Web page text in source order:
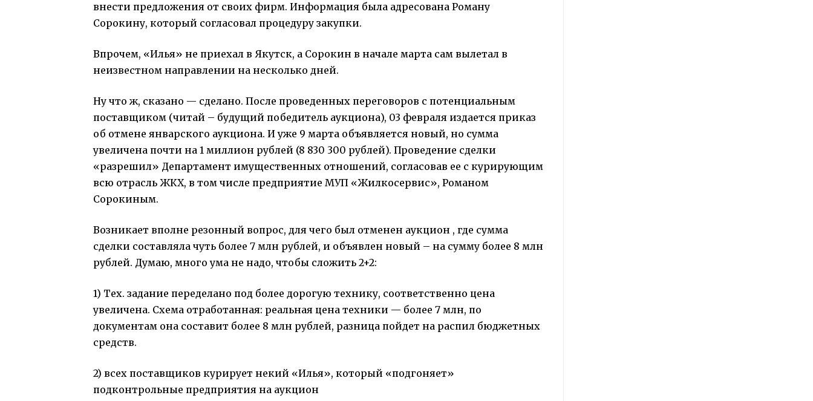
внести предложения от своих фирм. Информация была адресована Роману
Сорокину, который согласовал процедуру закупки.
Впрочем, «Илья» не приехал в Якутск, а Сорокин в начале марта сам вылетал в
неизвестном направлении на несколько дней.
Ну что ж, сказано — сделано. После проведенных переговоров с потенциальным
поставщиком (читай – будущий победитель аукциона), 03 февраля издается приказ
об отмене январского аукциона. И уже 9 марта объявляется новый, но сумма
увеличена почти на 1 миллион рублей (8 830 300 рублей). Проведение сделки
«разрешил» Департамент имущественных отношений, согласовав ее с курирующим
всю отрасль ЖКХ, в том числе предприятие МУП «Жилкосервис», Романом
Сорокиным.
Возникает вполне резонный вопрос, для чего был отменен аукцион , где сумма
сделки составляла чуть более 7 млн рублей, и объявлен новый – на сумму более 8 млн
рублей. Думаю, много ума не надо, чтобы сложить 2+2:
1) Тех. задание переделано под более дорогую технику, соответственно цена
увеличена. Схема отработанная: реальная цена техники — более 7 млн, по
документам она составит более 8 млн рублей, разница пойдет на распил бюджетных
средств.
2) всех поставщиков курирует некий «Илья», который «подгоняет»
подконтрольные предприятия на аукцион